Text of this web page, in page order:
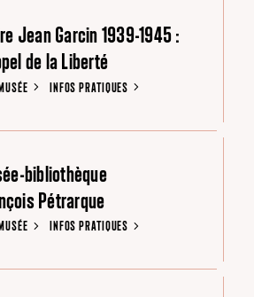
Jean Garcin 1939-1945 :
de la Liberté
INFOS PRATIQUES
bibliothèque
Pétrarque
INFOS PRATIQUES